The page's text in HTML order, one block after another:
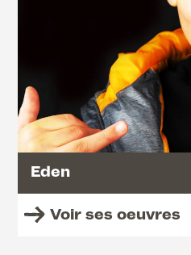
Eden
Voir ses oeuvres